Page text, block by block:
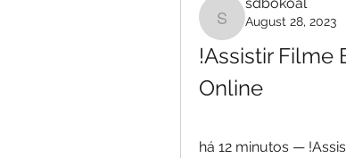
sdbokoal
August 28, 2023
!Assistir Filme
Online
há 12 minutos —